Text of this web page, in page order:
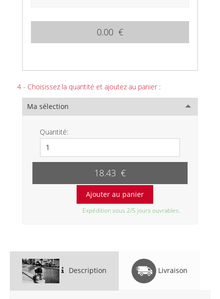
0.00 €
4 - Choisissez la quantité et ajoutez au panier :
Ma sélection
Quantité:
18.43 €
Expédition sous 2/5 jours ouvrables.
Description Livraison